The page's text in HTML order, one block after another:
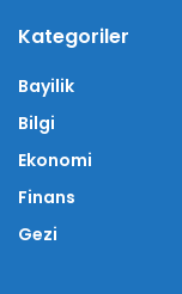
Kategoriler
Bayilik
Bilgi
Ekonomi
Finans
Gezi